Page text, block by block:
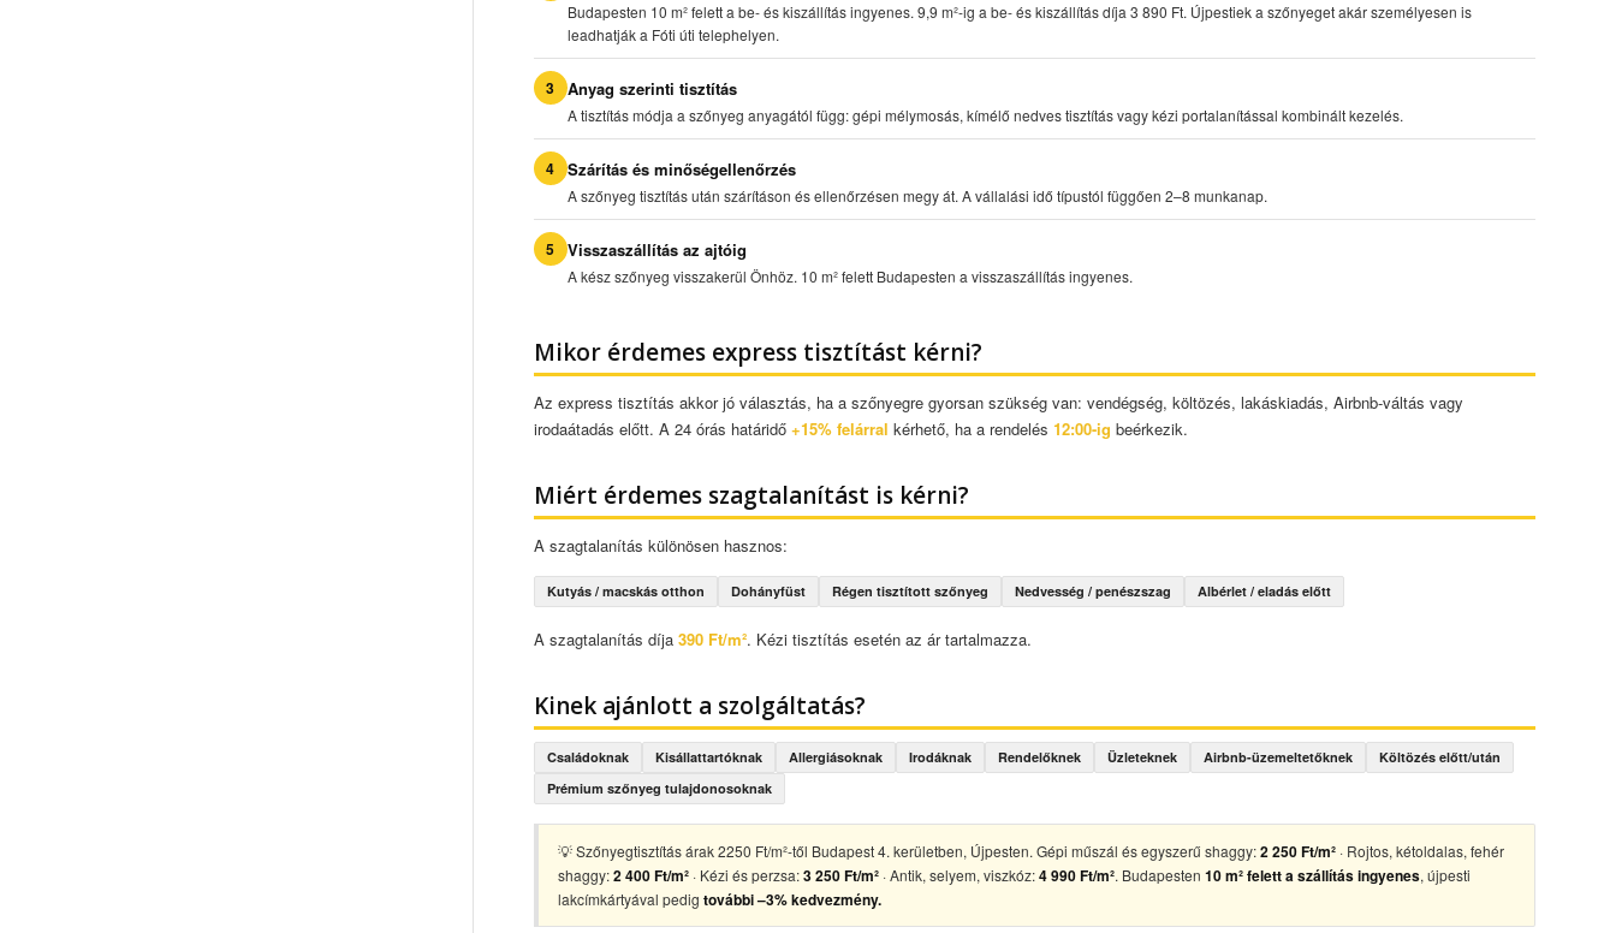
Budapesten 10 m² felett a be- és kiszállítás ingyenes. 9,9 m²-ig a be- és kiszállítás díja 3 890 Ft. Újpestiek a szőnyeget akár személyesen is
leadhatják a Fóti úti telephelyen.
Anyag szerinti tisztítás
A tisztítás módja a szőnyeg anyagától függ: gépi mélymosás, kímélő nedves tisztítás vagy kézi portalanítással kombinált kezelés.
Szárítás és minőségellenőrzés
A szőnyeg tisztítás után szárításon és ellenőrzésen megy át. A vállalási idő típustól függően 2–8 munkanap.
Visszaszállítás az ajtóig
A kész szőnyeg visszakerül Önhöz. 10 m² felett Budapesten a visszaszállítás ingyenes.
Mikor érdemes express tisztítást kérni?
Az express tisztítás akkor jó választás, ha a szőnyegre gyorsan szükség van: vendégség, költözés, lakáskiadás, Airbnb-váltás vagy
irodaátadás előtt. A 24 órás határidő +15% felárral kérhető, ha a rendelés 12:00-ig beérkezik.
Miért érdemes szagtalanítást is kérni?
A szagtalanítás különösen hasznos:
Kutyás / macskás otthon Dohányfüst Régen tisztított szőnyeg Nedvesség / penészszag Albérlet / eladás előtt
A szagtalanítás díja 390 Ft/m². Kézi tisztítás esetén az ár tartalmazza.
Kinek ajánlott a szolgáltatás?
Családoknak Kisállattartóknak Allergiásoknak Irodáknak Rendelőknek Üzleteknek Airbnb-üzemeltetőknek
Költözés előtt/után
Prémium szőnyeg tulajdonosoknak
💡 Szőnyegtisztítás árak 2250 Ft/m²-től Budapest 4. kerületben, Újpesten. Gépi műszál és egyszerű shaggy:2 250 Ft/m²· Rojtos, kétoldalas, fehér
shaggy:2 400 Ft/m²· Kézi és perzsa:3 250 Ft/m²· Antik, selyem, viszkóz:4 990 Ft/m². Budapesten 10 m² felett a szállítás ingyenes, újpesti
lakcímkártyával pedig további –3% kedvezmény.